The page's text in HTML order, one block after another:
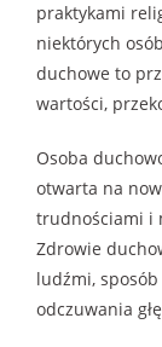
praktykami
niektórych
duchowe to
wartości,
Osoba
otwarta na
trudnościami i
Zdrowie
ludźmi,
odczuwania